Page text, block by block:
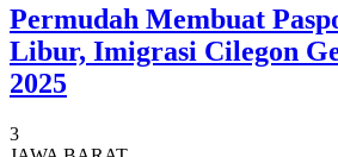
Permudah Membuat
Libur, Imigrasi Cilegon
2025
3